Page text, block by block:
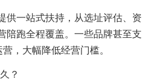
供一站式扶持，从选址评估、资
陪跑全程覆盖。一些品牌甚至支
，大幅降低经营门槛。
？